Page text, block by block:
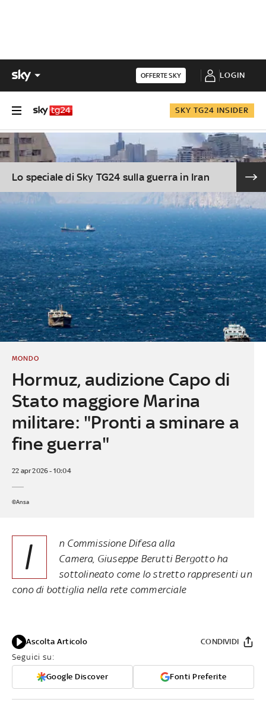
OFFERTE SKY LOGIN
SKY TG24 INSIDER
Lo speciale di Sky TG24 sulla guerra in Iran
Hormuz, audizione Capo di
Stato maggiore Marina
militare: "Pronti a sminare a
fine guerra"
MONDO
22 apr 2026 - 10:04
©Ansa
I
n Commissione Difesa alla
Camera, Giuseppe Berutti Bergotto ha
sottolineato come lo stretto rappresenti un
cono di bottiglia nella rete commerciale
Ascolta Articolo
Seguici su:
Google Discover Fonti Preferite
CONDIVIDI